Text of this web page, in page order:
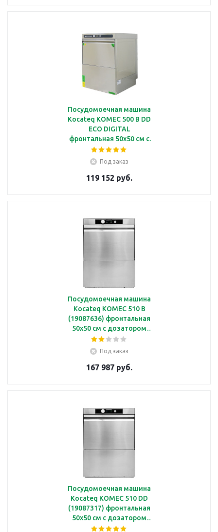
Посудомоечная машина
Kocateq KOMEC 500 B DD
ECO DIGITAL
фронтальная 50х50 см с
дозатором
ополаскивающих и
моющих средств, с
дренажной помпой,
Под заказ
119 152 руб.
Посудомоечная машина
Kocateq KOMEC 510 B
(19087636) фронтальная
50х50 см с дозатором
ополаскивающих
средств, без дозатора
моющих средств, с
дренажной помпой
Под заказ
167 987 руб.
Посудомоечная машина
Kocateq KOMEC 510 DD
(19087317) фронтальная
50х50 см с дозатором
ополаскивающих и